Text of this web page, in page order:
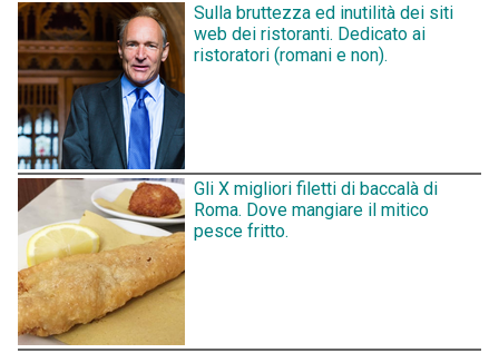
Sulla bruttezza ed inutilità dei siti
web dei ristoranti. Dedicato ai
ristoratori (romani e non).
Gli X migliori filetti di baccalà di
Roma. Dove mangiare il mitico
pesce fritto.